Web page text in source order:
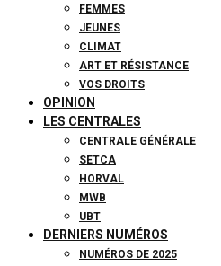
FEMMES
JEUNES
CLIMAT
ART ET RÉSISTANCE
VOS DROITS
OPINION
LES CENTRALES
CENTRALE GÉNÉRALE
SETCA
HORVAL
MWB
UBT
DERNIERS NUMÉROS
NUMÉROS DE 2025